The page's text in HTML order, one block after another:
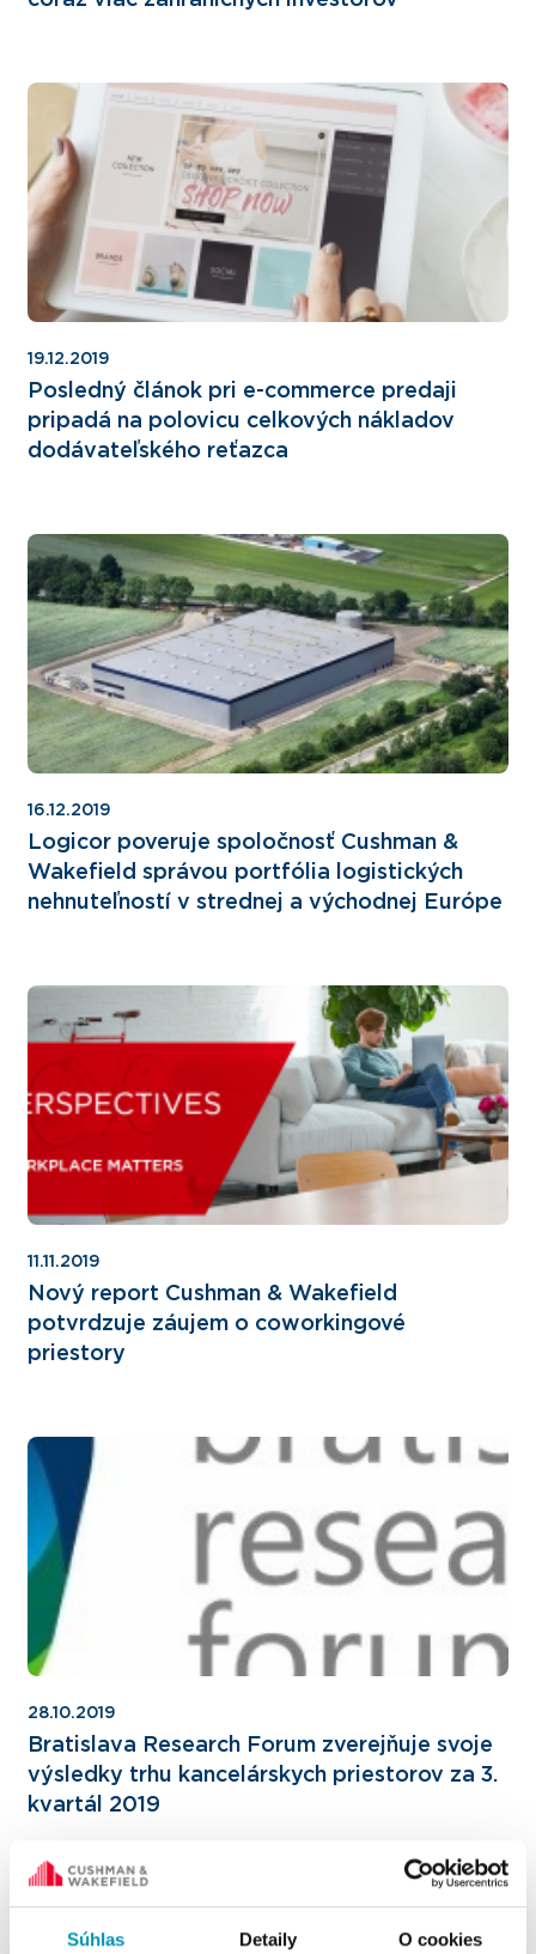
Súhlas Detaily O cookies
19.12.2019
Posledný článok pri e-commerce predaji
pripadá na polovicu celkových nákladov
dodávateľského reťazca
16.12.2019
Logicor poveruje spoločnosť Cushman &
Wakefield správou portfólia logistických
nehnuteľností v strednej a východnej Európe
11.11.2019
Nový report Cushman & Wakefield
potvrdzuje záujem o coworkingové
priestory
28.10.2019
Bratislava Research Forum zverejňuje svoje
výsledky trhu kancelárskych priestorov za 3.
kvartál 2019